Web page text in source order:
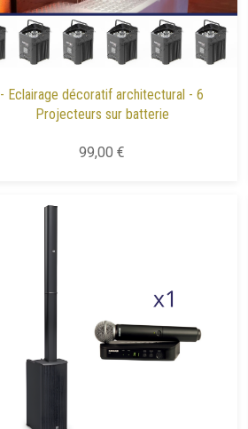
- Eclairage décoratif architectural - 6
Projecteurs sur batterie
99,00 €